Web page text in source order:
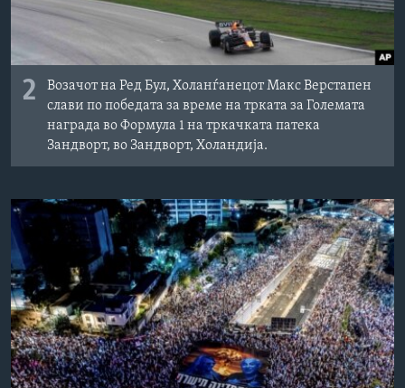
2
Возачот на Ред Бул, Холанѓанецот Макс Верстапен
слави по победата за време на трката за Големата
награда во Формула 1 на тркачката патека
Зандворт, во Зандворт, Холандија.